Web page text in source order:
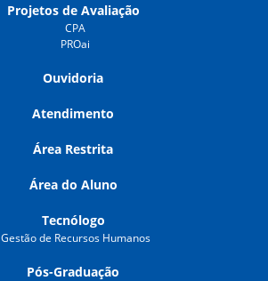
Projetos de Avaliação
CPA
PROai
Ouvidoria
Atendimento
Área Restrita
Área do Aluno
Tecnólogo
Gestão de Recursos Humanos
Pós-Graduação